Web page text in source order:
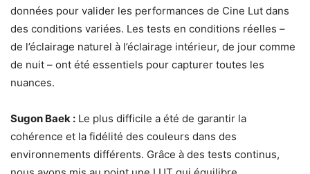
données pour valider les performances de Cine Lut dans
des conditions variées. Les tests en conditions réelles –
de l’éclairage naturel à l’éclairage intérieur, de jour comme
de nuit – ont été essentiels pour capturer toutes les
nuances.
Sugon Baek : Le plus difficile a été de garantir la
cohérence et la fidélité des couleurs dans des
environnements différents. Grâce à des tests continus,